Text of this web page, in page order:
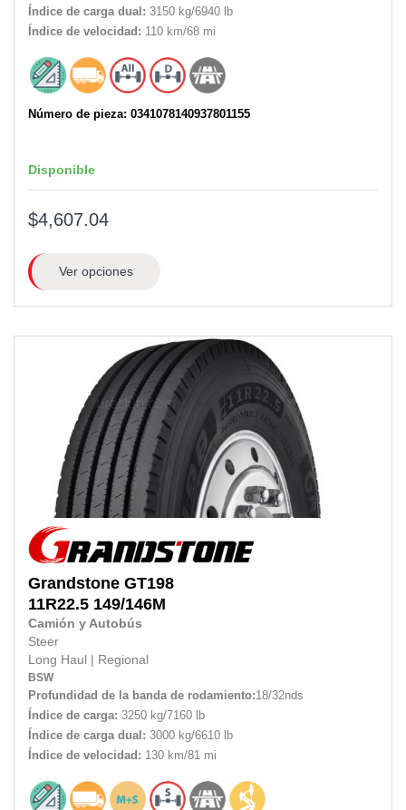
Índice de carga dual: 3150 kg/6940 lb
Índice de velocidad: 110 km/68 mi
Número de pieza: 0341078140937801155
Disponible
$4,607.04
Ver opciones
Grandstone GT198
11R22.5 149/146M
Camión y Autobús
Steer
Long Haul
Regional
BSW
Profundidad de la banda de rodamiento:18/32nds
Índice de carga: 3250 kg/7160 lb
Índice de carga dual: 3000 kg/6610 lb
Índice de velocidad: 130 km/81 mi